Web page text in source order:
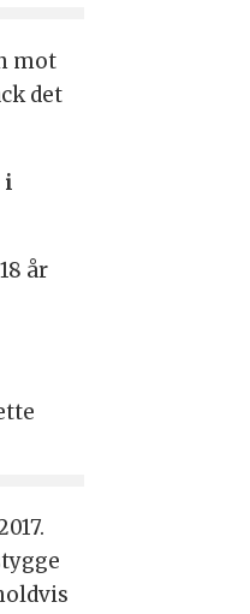
mot
det
i
år